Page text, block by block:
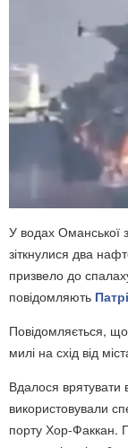
У водах Оманської
зіткнулися два
призвело до
повідомляють
Повідомляється,
милі на схід від
Вдалося врятувати
використовували
порту Хор-Факкан.